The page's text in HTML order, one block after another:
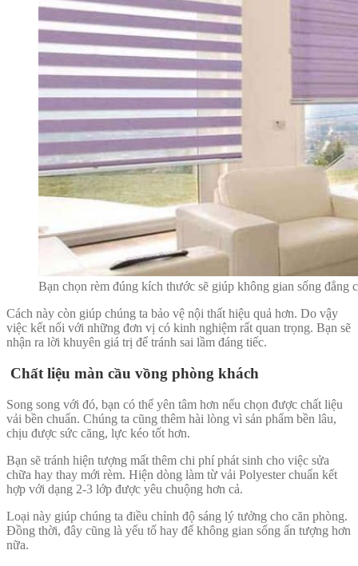
Bạn chọn rèm đúng kích thước sẽ giúp không gian sống đẳng
Cách này còn giúp chúng ta bảo vệ nội thất hiệu quả hơn. Do vậy
việc kết nối với những đơn vị có kinh nghiệm rất quan trọng. Bạn sẽ
nhận ra lời khuyên giá trị để tránh sai lầm đáng tiếc.
Chất liệu màn cầu vồng phòng khách
Song song với đó, bạn có thể yên tâm hơn nếu chọn được chất liệu
vải bền chuẩn. Chúng ta cũng thêm hài lòng vì sản phẩm bền lâu,
chịu được sức căng, lực kéo tốt hơn.
Bạn sẽ tránh hiện tượng mất thêm chi phí phát sinh cho việc sửa
chữa hay thay mới rèm. Hiện dòng làm từ vải Polyester chuẩn kết
hợp với dạng 2-3 lớp được yêu chuộng hơn cả.
Loại này giúp chúng ta điều chỉnh độ sáng lý tưởng cho căn phòng.
Đồng thời, đây cũng là yếu tố hay để không gian sống ấn tượng hơn
nữa.